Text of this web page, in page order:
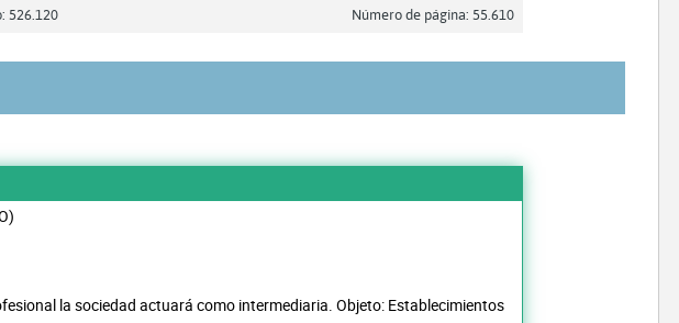
526.120 Número de página: 55.610
la sociedad actuará como intermediaria. Objeto: Establecimientos